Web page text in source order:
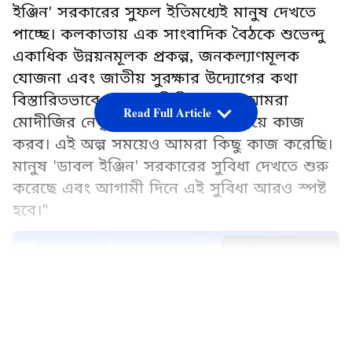
ইঞ্জিন' সরকারের সুফল ইতিমধ্যেই মানুষ দেখতে
পাচ্ছে। কলকাতায় এক সাংবাদিক বৈঠকে শুভেন্দু
একাধিক উন্নয়নমূলক প্রকল্প, জনকল্যাণমূলক
যোজনা এবং জাতীয় সুরক্ষার উদ্যোগের কথা
বিস্তারিতভাবে জানান। তিনি বলেন, "আমরা
মোদীজির নেতৃত্বে ও তাঁর আশীর্বাদ নিয়ে কাজ
করব। এই অল্প সময়েও আমরা কিছু কাজ করেছি।
মানুষ 'ডাবল ইঞ্জিন' সরকারের সুবিধা দেখতে শুরু
করেছে এবং আগামী দিনে এই সুবিধা আরও স্পষ্ট
হবে।"
Read Full Article